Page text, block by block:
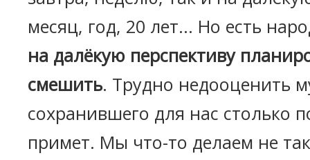
месяц, год, 20 лет... Но есть
на далёкую перспективу
смешить. Трудно недооценить
сохранившего для нас столько
примет. Мы что-то делаем не